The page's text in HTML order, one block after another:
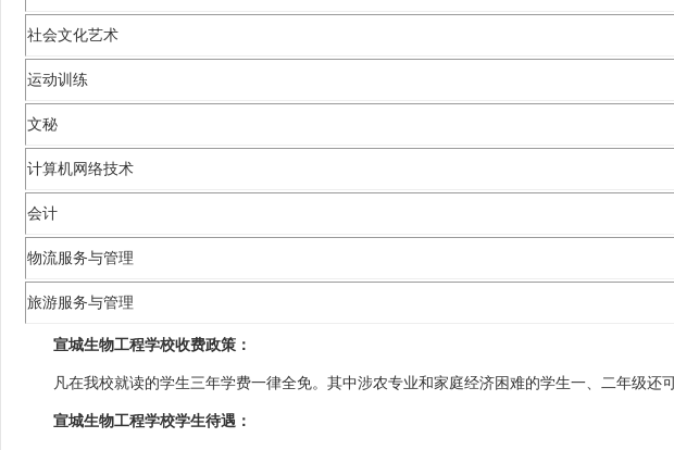
社会文化艺术
运动训练
文秘
计算机网络技术
会计
物流服务与管理
旅游服务与管理
宣城生物工程学校收费政策：
凡在我校就读的学生三年学费一律全免。其中涉农专业和家庭经济困难的学生一、二年级还可
宣城生物工程学校学生待遇：